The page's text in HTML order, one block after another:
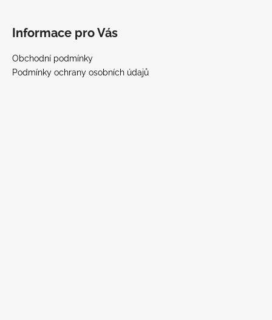
Informace pro Vás
Obchodní podmínky
Podmínky ochrany osobních údajů